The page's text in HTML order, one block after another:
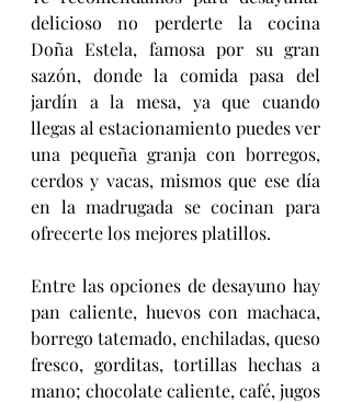
delicioso no perderte la cocina
Doña Estela, famosa por su gran
sazón, donde la comida pasa del
jardín a la mesa, ya que cuando
llegas al estacionamiento puedes ver
una pequeña granja con borregos,
cerdos y vacas, mismos que ese día
en la madrugada se cocinan para
ofrecerte los mejores platillos.
Entre las opciones de desayuno hay
pan caliente, huevos con machaca,
borrego tatemado, enchiladas, queso
fresco, gorditas, tortillas hechas a
mano; chocolate caliente, café, jugos